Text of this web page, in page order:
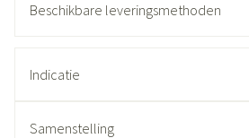
Beschikbare leveringsmethoden
Indicatie
Samenstelling